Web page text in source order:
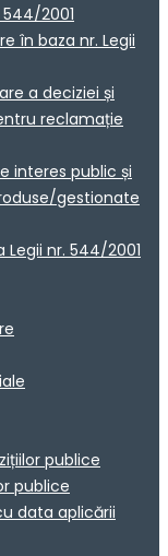
2001
în baza nr. Legii
a deciziei și
reclamație
interes public și
gestionate
nr. 544/2001
publice
publice
data aplicării